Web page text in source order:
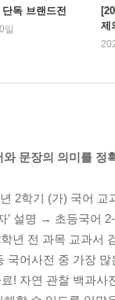
독 브랜드전
일
제
문장의 의미를 정
2학기 (가) 국어 교
’ 설명 → 초등국어
년 전 과목 교과서
국어사전 중 가장
! 자연 관찰 백과사